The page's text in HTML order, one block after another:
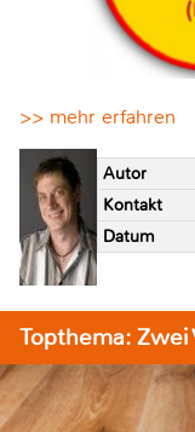
>> mehr erfahren
Autor
Kontakt
Datum
Topthema: